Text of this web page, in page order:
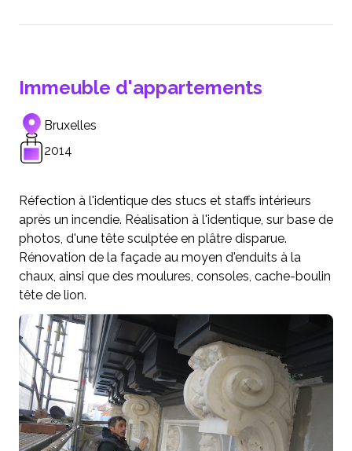
Immeuble d'appartements
Bruxelles
2014
Réfection à l'identique des stucs et staffs intérieurs
après un incendie. Réalisation à l'identique, sur base de
photos, d'une tête sculptée en plâtre disparue.
Rénovation de la façade au moyen d'enduits à la
chaux, ainsi que des moulures, consoles, cache-boulin
tête de lion.